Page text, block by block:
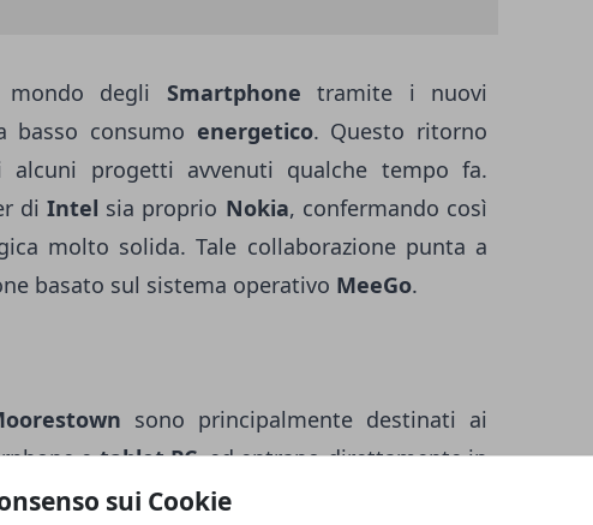
sui Cookie
degli Smartphone tramite i nuovi
basso consumo energetico. Questo ritorno
alcuni progetti avvenuti qualche tempo fa.
diIntel sia proprio Nokia, confermando così
molto solida. Tale collaborazione punta a
basato sul sistema operativo MeeGo.
sono principalmente destinati ai
etablet PC, ed entrano direttamente in
da ARMe daQualcomm